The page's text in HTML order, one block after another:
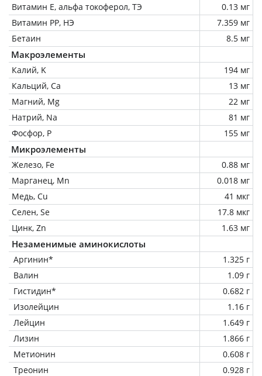
Витамин Е, альфа токоферол, ТЭ
0.13 мг
Витамин РР, НЭ
7.359 мг
Бетаин
8.5 мг
Макроэлементы
Калий, K
194 мг
Кальций, Ca
13 мг
Магний, Mg
22 мг
Натрий, Na
81 мг
Фосфор, P
155 мг
Микроэлементы
Железо, Fe
0.88 мг
Марганец, Mn
0.018 мг
Медь, Cu
41 мкг
Селен, Se
17.8 мкг
Цинк, Zn
1.63 мг
Незаменимые аминокислоты
Аргинин*
1.325 г
Валин
1.09 г
Гистидин*
0.682 г
Изолейцин
1.16 г
Лейцин
1.649 г
Лизин
1.866 г
Метионин
0.608 г
Треонин
0.928 г